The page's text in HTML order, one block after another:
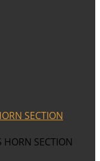
SECTION